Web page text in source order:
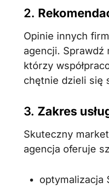
2.
Opinie innych
agencji.
którzy
chętnie dzieli się
3. Zakres
Skuteczny
agencja oferuje
optymalizacja